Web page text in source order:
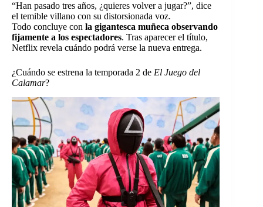
“Han pasado tres años, ¿quieres volver a jugar?”, dice
el temible villano con su distorsionada voz.
Todo concluye con la gigantesca muñeca observando
fijamente a los espectadores. Tras aparecer el título,
Netflix revela cuándo podrá verse la nueva entrega.
¿Cuándo se estrena la temporada 2 de El Juego del
Calamar?